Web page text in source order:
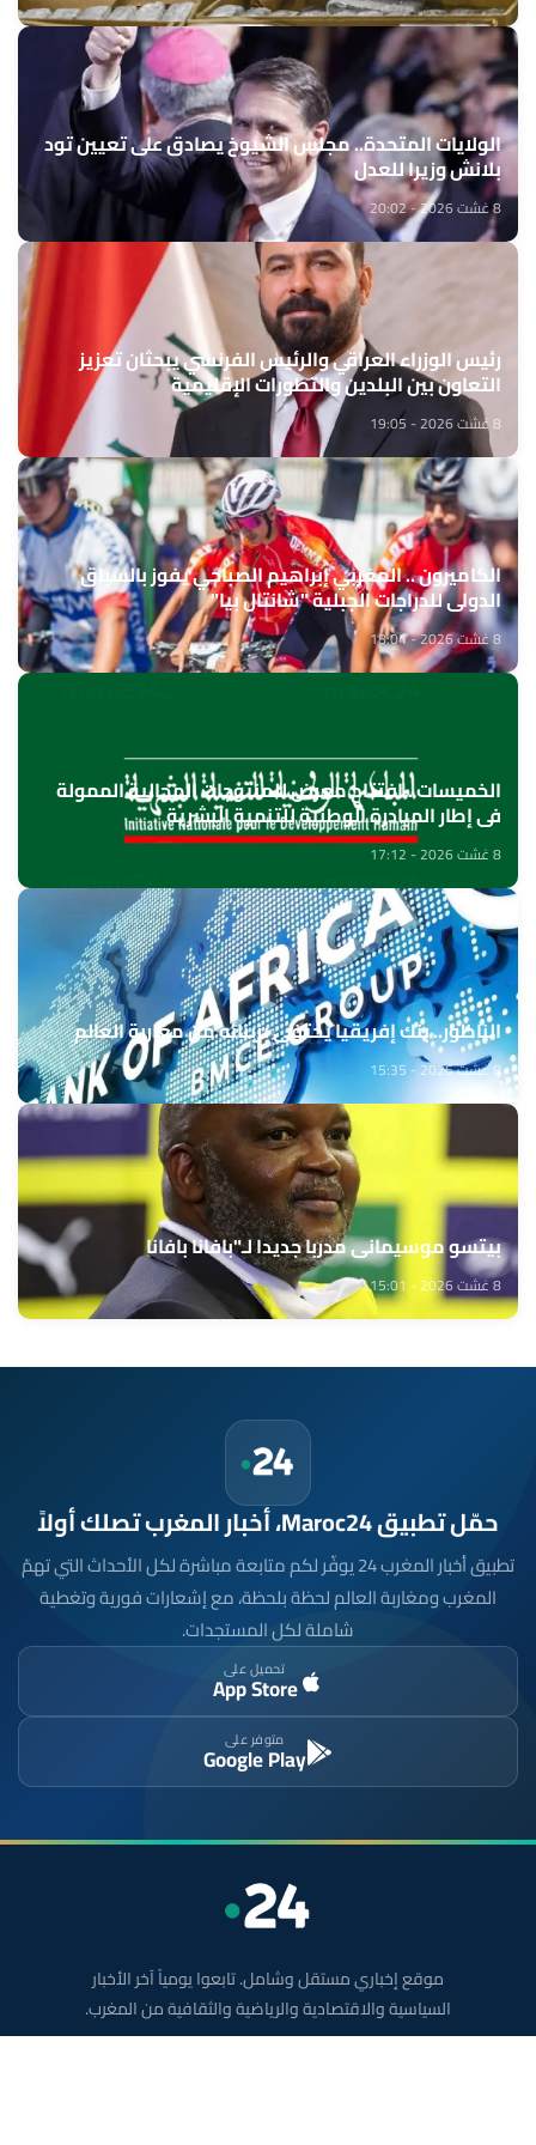
الولايات المتحدة.. مجلس الشيوخ يصادق على تعيين تود
بلانش وزيرا للعدل
8 غشت 2026 - 20:02
رئيس الوزراء العراقي والرئيس الفرنسي يبحثان تعزيز
التعاون بين البلدين والتطورات الإقليمية
8 غشت 2026 - 19:05
الكاميرون .. المغربي إبراهيم الصباحي يفوز بالسباق
الدولي للدراجات الجبلية "شانتال بيا"
8 غشت 2026 - 18:04
الخميسات ..افتتاح معرض للمنتوجات المجالية الممولة
في إطار المبادرة الوطنية للتنمية البشرية
8 غشت 2026 - 17:12
الناظور.. بنك إفريقيا يحتفي بزبنائه من مغاربة العالم
8 غشت 2026 - 15:35
بيتسو موسيماني مدربا جديدا لـ"بافانا بافانا
8 غشت 2026 - 15:01
حمّل تطبيق Maroc24، أخبار المغرب تصلك أولاً
تطبيق أخبار المغرب 24 يوفّر لكم متابعة مباشرة لكل الأحداث التي تهمّ
المغرب ومغاربة العالم لحظة بلحظة، مع إشعارات فورية وتغطية
شاملة لكل المستجدات.
تحميل على
App Store
متوفر على
Google Play
موقع إخباري مستقل وشامل. تابعوا يومياً آخر الأخبار
السياسية والاقتصادية والرياضية والثقافية من المغرب.